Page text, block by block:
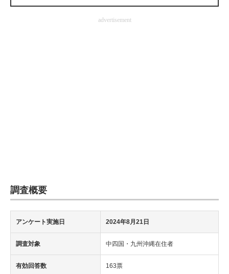
モノづくり技術者専門サイト
advertisement
調査概要
アンケート実施日 2024年8月21日
調査対象 中四国・九州沖縄在住者
有効回答数 163票